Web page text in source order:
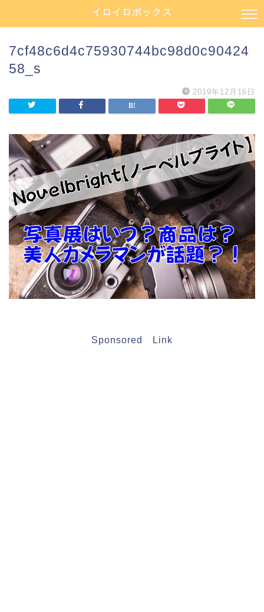
イロイロボックス
7cf48c6d4c75930744bc98d0c90424
58_s
2019年12月16日
Sponsored Link